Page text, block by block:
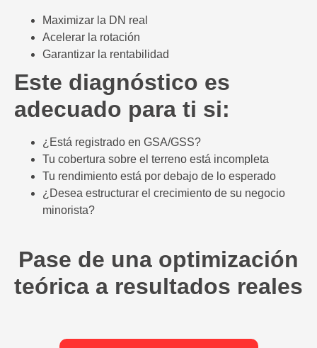
Maximizar la DN real
Acelerar la rotación
Garantizar la rentabilidad
Este diagnóstico es
adecuado para ti si:
¿Está registrado en GSA/GSS?
Tu cobertura sobre el terreno está incompleta
Tu rendimiento está por debajo de lo esperado
¿Desea estructurar el crecimiento de su negocio
minorista?
Pase de una optimización
teórica a resultados reales